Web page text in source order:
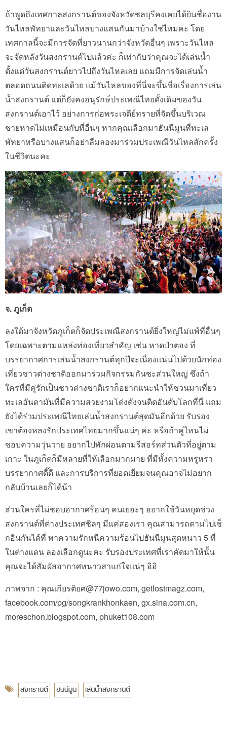
ถ้าพูดถึงเทศกาลสงกรานต์ของจังหวัดชลบุรีคงเคยได้ยินชื่องาน
วันไหลพัทยาและวันไหลบางแสนกันมาบ้างใช่ไหมคะ โดย
เทศกาลนี้จะมีการจัดที่ยาวนานกว่าจังหวัดอื่นๆ เพราะวันไหล
จะจัดหลังวันสงกรานต์ไปแล้วค่ะ ก็เท่ากับว่าคุณจะได้เล่นน้ำ
ตั้งแต่วันสงกรานต์ยาวไปถึงวันไหลเลย แถมมีการจัดเล่นน้ำ
ตลอดถนนติดทะเลด้วย แม้วันไหลของที่นี่จะขึ้นชื่อเรื่องการเล่น
น้ำสงกรานต์ แต่ก็ยังคงอนุรักษ์ประเพณีไทยดั้งเดิมของวัน
สงกรานต์เอาไว้ อย่างการก่อพระเจดีย์ทรายที่จัดขึ้นบริเวณ
ชายหาดไม่เหมือนกับที่อื่นๆ หากคุณเลือกมาฮันนีมูนที่ทะเล
พัทยาหรือบางแสนก็อย่าลืมลองมาร่วมประเพณีวันไหลสักครั้ง
ในชีวิตนะคะ
จ. ภูเก็ต
ลงใต้มาจังหวัดภูเก็ตก็จัดประเพณีสงกรานต์ยิ่งใหญ่ไม่แพ้ที่อื่นๆ
โดยเฉพาะตามแหล่งท่องเที่ยวสำคัญ เช่น หาดป่าตอง ที่
บรรยากาศการเล่นน้ำสงกรานต์ทุกปีจะเนื่องแน่นไปด้วยนักท่อง
เที่ยวชาวต่างชาติออกมาร่วมกิจกรรมกันซะส่วนใหญ่ ซึ่งถ้า
ใครที่มีคู่รักเป็นชาวต่างชาติเราก็อยากแนะนำให้ชวนมาเที่ยว
ทะเลอันดามันที่มีความสวยงามโด่งดังจนติดอันดับโลกที่นี่ แถม
ยังได้ร่วมประเพณีไทยเล่นน้ำสงกรานต์สุดมันอีกด้วย รับรอง
เขาต้องหลงรักประเทศไทยมากขึ้นแน่ๆ ค่ะ หรือถ้าคู่ไหนไม่
ชอบความวุ่นวาย อยากไปพักผ่อนตามรีสอร์ทส่วนตัวที่อยู่ตาม
เกาะ ในภูเก็ตก็มีหลายที่ให้เลือกมากมาย ที่มีทั้งความหรูหรา
บรรยากาศดี๊ดี และการบริการที่ยอดเยี่ยมจนคุณอาจไม่อยาก
กลับบ้านเลยก็ได้น้า
ส่วนใครที่ไม่ชอบอากาศร้อนๆ คนเยอะๆ อยากใช้วันหยุดช่วง
สงกรานต์ที่ต่างประเทศชิลๆ มีแค่สองเรา คุณสามารถตามไปเช็
กอินกันได้ที่ พาความรักหนีความร้อนไปฮันนีมูนสุดหนาว 5 ที่
ในต่างแดน ลองเลือกดูนะคะ รับรองประเทศที่เราคัดมาให้นั้น
คุณจะได้สัมผัสอากาศหนาวสาแก่ใจแน่ๆ อิอิ
ภาพจาก : คุณเกียรติยศ@77jowo.com, getlostmagz.com,
facebook.com/pg/songkrankhonkaen, gx.sina.com.cn,
moreschon.blogspot.com, phuket108.com
สงกรานต์ ฮันนีมูน เล่นน้ำสงกรานต์